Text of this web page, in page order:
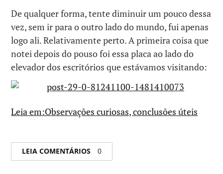
De qualquer forma, tente diminuir um pouco dessa
vez, sem ir para o outro lado do mundo, fui apenas
logo ali. Relativamente perto. A primeira coisa que
notei depois do pouso foi essa placa ao lado do
elevador dos escritórios que estávamos visitando:
Leia em:Observações curiosas, conclusões úteis
LEIA COMENTÁRIOS 0